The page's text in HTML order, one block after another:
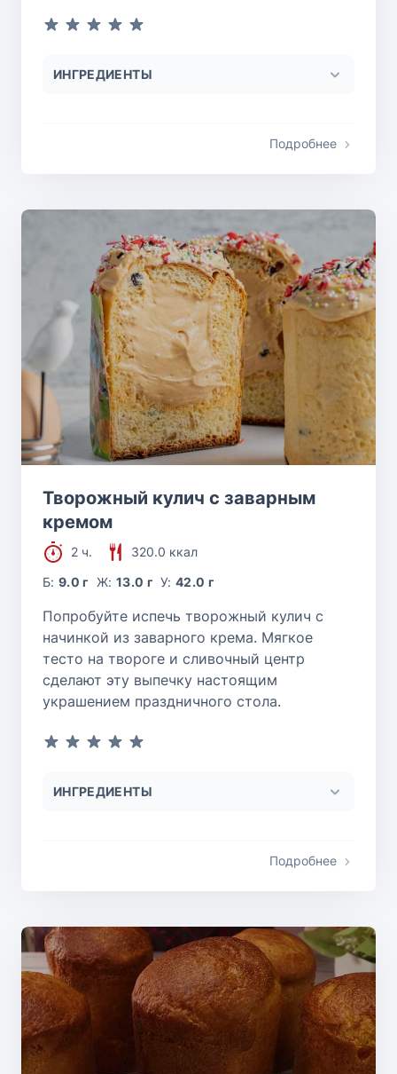
ИНГРЕДИЕНТЫ
Подробнее
Творожный кулич с заварным
кремом
2 ч.
320.0 ккал
Б:9.0 г Ж: 13.0 г У:42.0 г
Попробуйте испечь творожный кулич с
начинкой из заварного крема. Мягкое
тесто на твороге и сливочный центр
сделают эту выпечку настоящим
украшением праздничного стола.
ИНГРЕДИЕНТЫ
Подробнее